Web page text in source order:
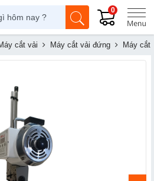
0
cắt vải Máy cắt vải đứng Máy cắt